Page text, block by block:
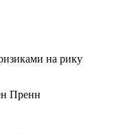
на рику
Пренн